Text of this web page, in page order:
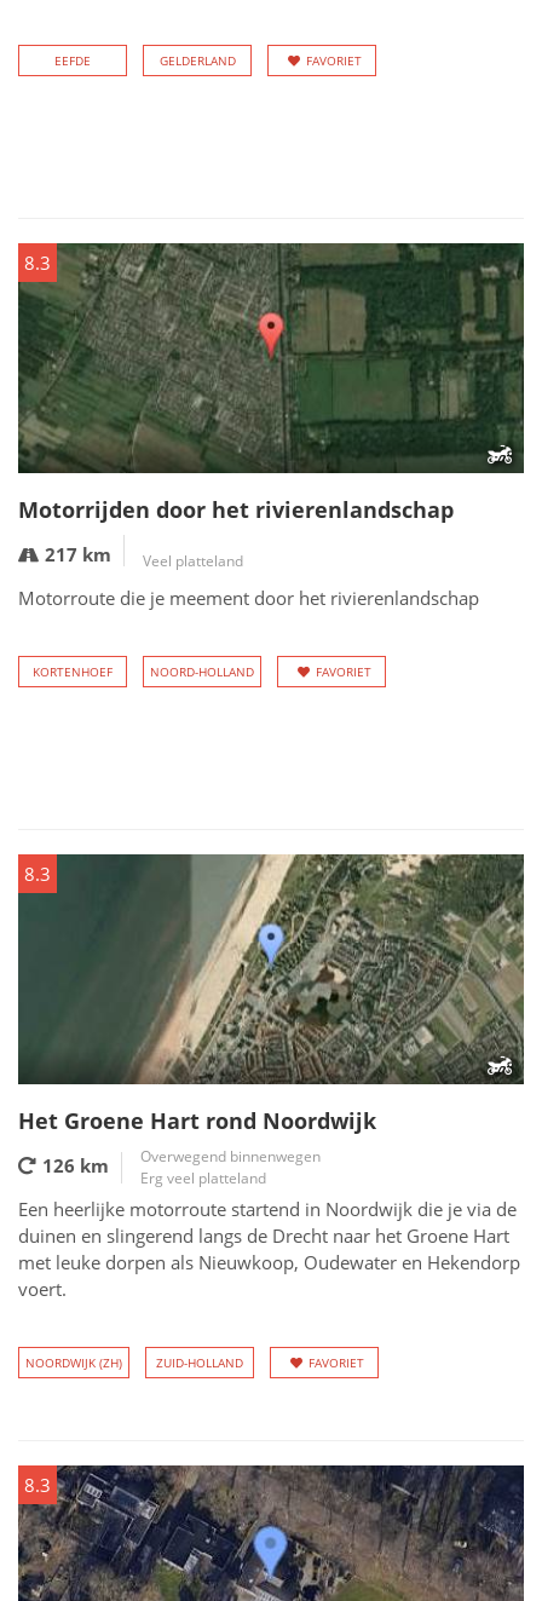
EEFDE GELDERLAND FAVORIET
8.3
Motorrijden door het rivierenlandschap
217 km Veel platteland
Motorroute die je meement door het rivierenlandschap
KORTENHOEF NOORD-HOLLAND FAVORIET
8.3
Het Groene Hart rond Noordwijk
126 km
Overwegend binnenwegen
Erg veel platteland
Een heerlijke motorroute startend in Noordwijk die je via de
duinen en slingerend langs de Drecht naar het Groene Hart
met leuke dorpen als Nieuwkoop, Oudewater en Hekendorp
voert.
NOORDWIJK (ZH) ZUID-HOLLAND FAVORIET
8.3